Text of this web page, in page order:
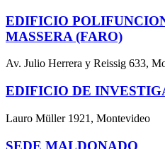
EDIFICIO
MASSERA (FARO)
Av. Julio Herrera y Reissig 633,
EDIFICIO DE
Lauro Müller 1921, Montevideo
SEDE MALDONADO